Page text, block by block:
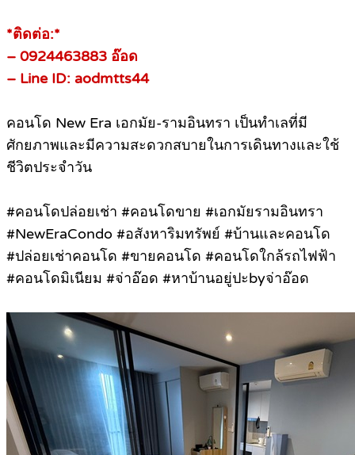
*ติดต่อ:*
– 0924463883 อ๊อด
– Line ID: aodmtts44
คอนโด New Era เอกมัย-รามอินทรา เป็นทำเลที่มี
ศักยภาพและมีความสะดวกสบายในการเดินทางและใช้
ชีวิตประจำวัน
#คอนโดปล่อยเช่า #คอนโดขาย #เอกมัยรามอินทรา
#NewEraCondo #อสังหาริมทรัพย์ #บ้านและคอนโด
#ปล่อยเช่าคอนโด #ขายคอนโด #คอนโดใกล้รถไฟฟ้า
#คอนโดมิเนียม #จ่าอ๊อด #หาบ้านอยู่ปะbyจ่าอ๊อด